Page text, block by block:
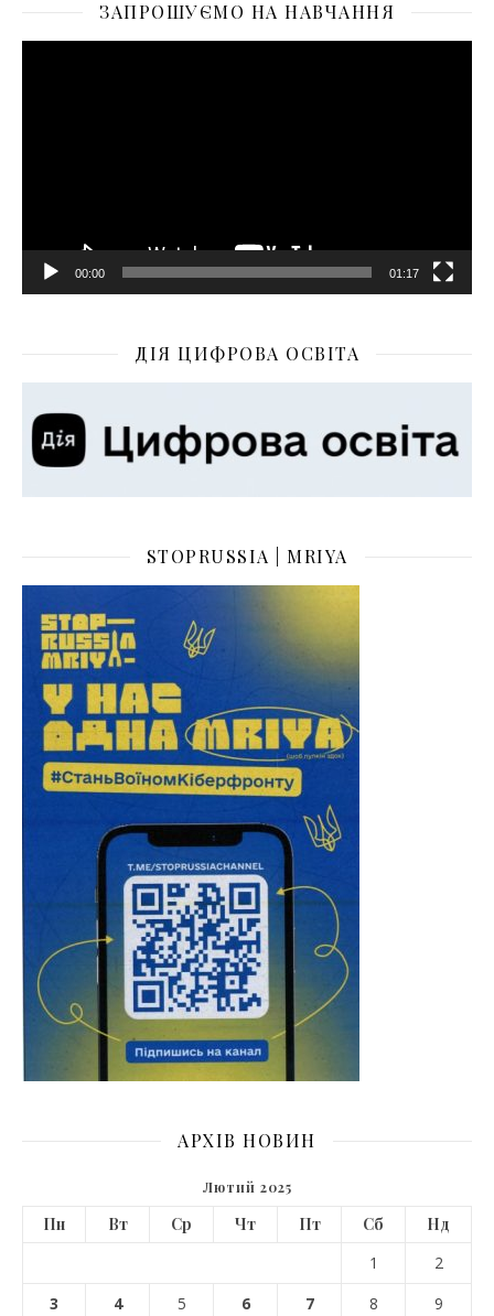
ЗАПРОШУЄМО НА НАВЧАННЯ
00:00 01:17
ДІЯ ЦИФРОВА ОСВІТА
STOPRUSSIA | MRIYA
АРХІВ НОВИН
Лютий 2025
Пн Вт Ср Чт Пт Сб
Нд
1
2
3
4 5 6 7 8
9